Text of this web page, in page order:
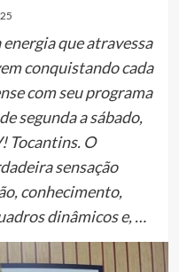
que atravessa
conquistando cada
com seu programa
segunda a sábado,
Tocantins. O
sensação
conhecimento,
dinâmicos e, …